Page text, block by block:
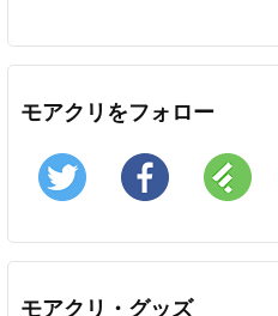
モアクリをフォロー
Twitter Facebook
モアクリ・グッズ